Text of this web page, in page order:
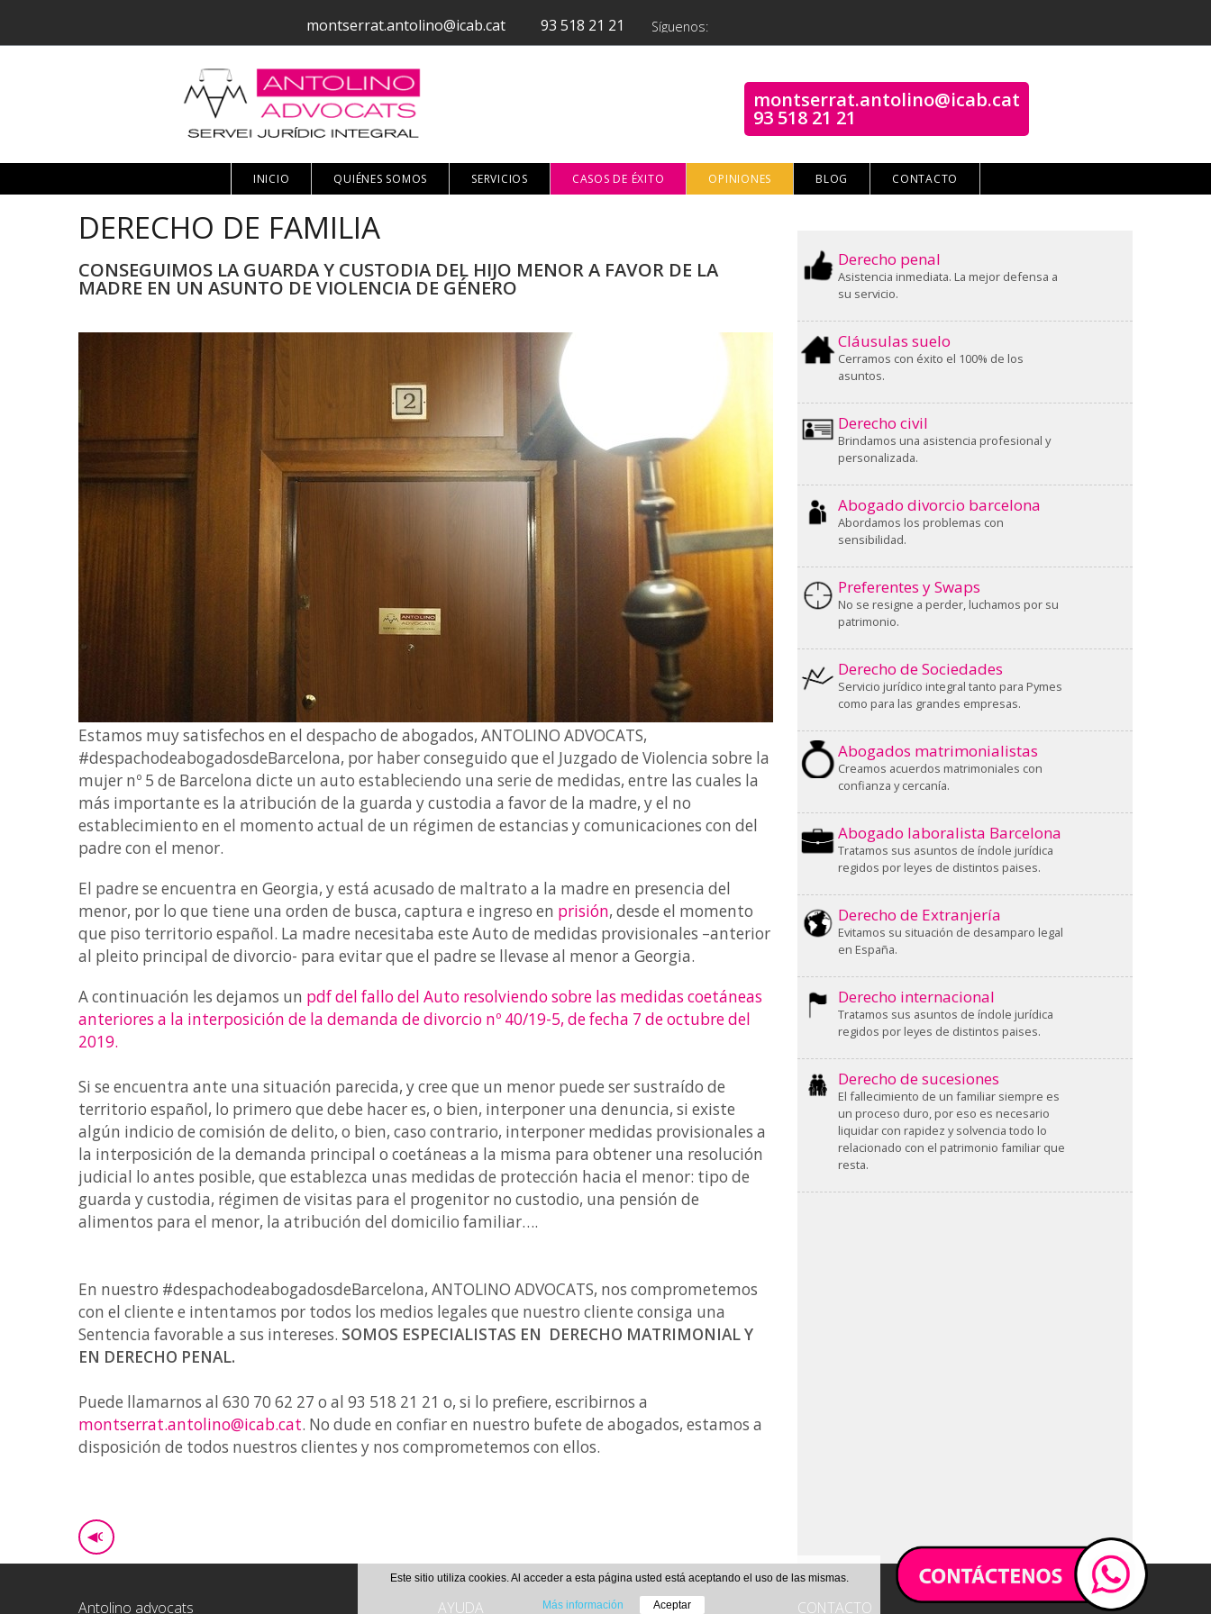
montserrat.antolino@icab.cat 93 518 21 21 Síguenos:
montserrat.antolino@icab.cat
93 518 21 21
INICIO QUIÉNES SOMOS SERVICIOS CASOS DE ÉXITO OPINIONES BLOG CONTACTO
DERECHO DE FAMILIA
CONSEGUIMOS LA GUARDA Y CUSTODIA DEL HIJO MENOR A FAVOR DE LA
MADRE EN UN ASUNTO DE VIOLENCIA DE GÉNERO
Estamos muy satisfechos en el despacho de abogados, ANTOLINO ADVOCATS,
#despachodeabogadosdeBarcelona, por haber conseguido que el Juzgado de Violencia sobre la
mujer nº 5 de Barcelona dicte un auto estableciendo una serie de medidas, entre las cuales la
más importante es la atribución de la guarda y custodia a favor de la madre, y el no
establecimiento en el momento actual de un régimen de estancias y comunicaciones con del
padre con el menor.
El padre se encuentra en Georgia, y está acusado de maltrato a la madre en presencia del
menor, por lo que tiene una orden de busca, captura e ingreso en prisión, desde el momento
que piso territorio español. La madre necesitaba este Auto de medidas provisionales –anterior
al pleito principal de divorcio- para evitar que el padre se llevase al menor a Georgia.
A continuación les dejamos un pdf del fallo del Auto resolviendo sobre las medidas coetáneas
anteriores a la interposición de la demanda de divorcio nº 40/19-5, de fecha 7 de octubre del
2019.
Si se encuentra ante una situación parecida, y cree que un menor puede ser sustraído de
territorio español, lo primero que debe hacer es, o bien, interponer una denuncia, si existe
algún indicio de comisión de delito, o bien, caso contrario, interponer medidas provisionales a
la interposición de la demanda principal o coetáneas a la misma para obtener una resolución
judicial lo antes posible, que establezca unas medidas de protección hacia el menor: tipo de
guarda y custodia, régimen de visitas para el progenitor no custodio, una pensión de
alimentos para el menor, la atribución del domicilio familiar….
En nuestro #despachodeabogadosdeBarcelona, ANTOLINO ADVOCATS, nos comprometemos
con el cliente e intentamos por todos los medios legales que nuestro cliente consiga una
Sentencia favorable a sus intereses. SOMOS ESPECIALISTAS EN DERECHO MATRIMONIAL Y
EN DERECHO PENAL.
Puede llamarnos al 630 70 62 27 o al 93 518 21 21 o, si lo prefiere, escribirnos a
montserrat.antolino@icab.cat. No dude en confiar en nuestro bufete de abogados, estamos a
disposición de todos nuestros clientes y nos comprometemos con ellos.
◀GO BACK
Derecho penal
Asistencia inmediata. La mejor defensa a
su servicio.
Cláusulas suelo
Cerramos con éxito el 100% de los
asuntos.
Derecho civil
Brindamos una asistencia profesional y
personalizada.
Abogado divorcio barcelona
Abordamos los problemas con
sensibilidad.
Preferentes y Swaps
No se resigne a perder, luchamos por su
patrimonio.
Derecho de Sociedades
Servicio jurídico integral tanto para Pymes
como para las grandes empresas.
Abogados matrimonialistas
Creamos acuerdos matrimoniales con
confianza y cercanía.
Abogado laboralista Barcelona
Tratamos sus asuntos de índole jurídica
regidos por leyes de distintos paises.
Derecho de Extranjería
Evitamos su situación de desamparo legal
en España.
Derecho internacional
Tratamos sus asuntos de índole jurídica
regidos por leyes de distintos paises.
Derecho de sucesiones
El fallecimiento de un familiar siempre es
un proceso duro, por eso es necesario
liquidar con rapidez y solvencia todo lo
relacionado con el patrimonio familiar que
resta.
Antolino advocats AYUDA CONTACTO
Este sitio utiliza cookies. Al acceder a esta página usted está aceptando el uso de las mismas.
Más información Aceptar